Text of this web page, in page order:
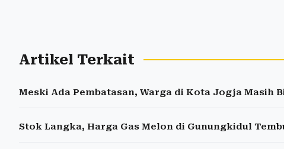
Artikel Terkait
Meski Ada Pembatasan, Warga di Kota Jogja Masih
Stok Langka, Harga Gas Melon di Gunungkidul